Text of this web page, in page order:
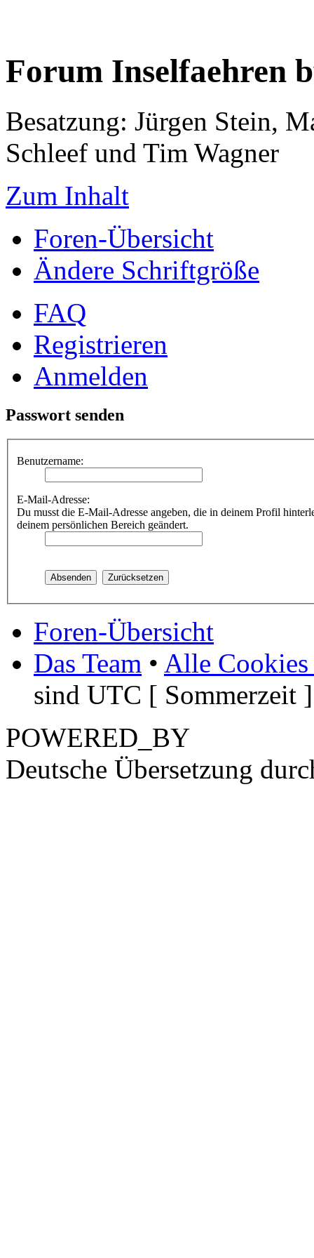
Forum Inselfaehren
Besatzung: Jürgen Stein,
Schleef und Tim Wagner
Zum Inhalt
Foren-Übersicht
Ändere Schriftgröße
FAQ
Registrieren
Anmelden
Passwort senden
Benutzername:
E-Mail-Adresse:
Du musst die E-Mail-Adresse angeben, die in deinem Profil
deinem persönlichen Bereich geändert.
Foren-Übersicht
Das Team • Alle Cookies
sind UTC [ Sommerzeit ]
POWERED_BY
Deutsche Übersetzung